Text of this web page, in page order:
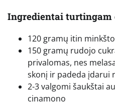
Ingredientai
120 gramų itin
150 gramų rudojo
privalomas, nes
skonį ir padeda įdarui
2-3 valgomi šaukštai
cinamono